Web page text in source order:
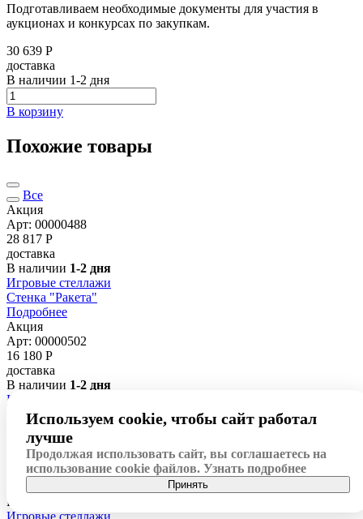
Подготавливаем необходимые документы для участия в
аукционах и конкурсах по закупкам.
30 639 Р
доставка
В наличии 1-2 дня
В корзину
Похожие товары
Все
Акция
Арт: 00000488
28 817 Р
доставка
В наличии 1-2 дня
Игровые стеллажи
Стенка "Ракета"
Подробнее
Акция
Арт: 00000502
16 180 Р
доставка
В наличии 1-2 дня
Игровые стеллажи
Уголок ИЗО
Подробнее
Акция
Арт: 00000496
21 189Р
В наличии
Игровые стеллажи
Используем cookie, чтобы сайт работал
лучше
Продолжая использовать сайт, вы соглашаетесь на
использование cookie файлов. Узнать подробнее
Принять